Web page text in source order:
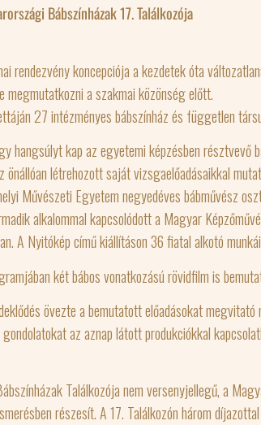
Bábszínházak 17. Találkozója
rendezvény koncepciója a kezdetek óta
megmutatkozni a szakmai közönség előtt.
27 intézményes bábszínház és független
hangsúlyt kap az egyetemi képzésben
önállóan létrehozott saját vizsgaelőadásaikkal
Művészeti Egyetem negyedéves bábművész
alkalommal kapcsolódott a Magyar
A Nyitókép című kiállításon 36 fiatal alkotó
két bábos vonatkozású rövidfilm is
övezte a bemutatott előadásokat
az aznap látott produkciókkal
Találkozója nem versenyjellegű, a
részesít. A 17. Találkozón három